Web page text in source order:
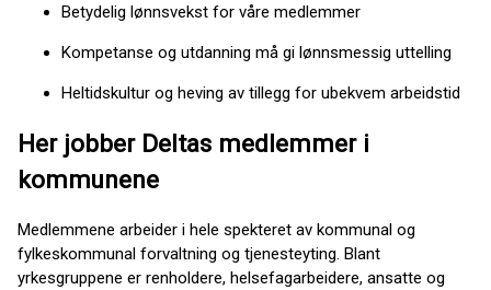
Betydelig lønnsvekst for våre medlemmer
Kompetanse og utdanning må gi lønnsmessig uttelling
Heltidskultur og heving av tillegg for ubekvem arbeidstid
Her jobber Deltas medlemmer i
kommunene
Medlemmene arbeider i hele spekteret av kommunal og
fylkeskommunal forvaltning og tjenesteyting. Blant
yrkesgruppene er renholdere, helsefagarbeidere, ansatte og